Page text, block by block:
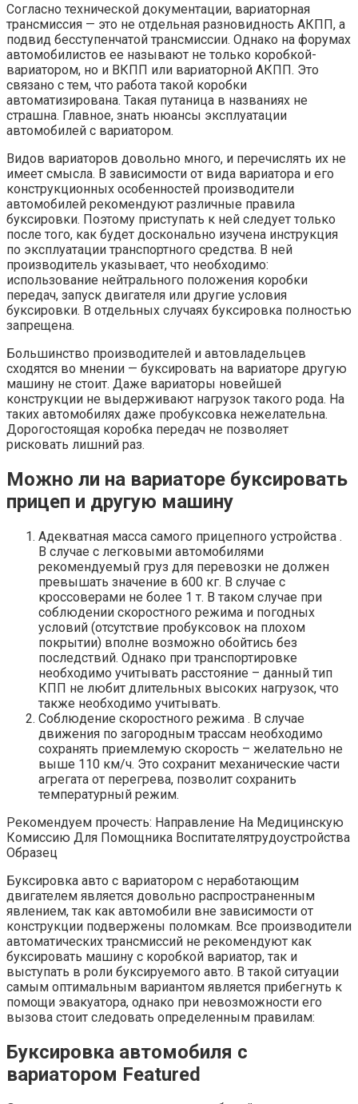
Согласно технической документации, вариаторная
трансмиссия — это не отдельная разновидность АКПП, а
подвид бесступенчатой трансмиссии. Однако на форумах
автомобилистов ее называют не только коробкой-
вариатором, но и ВКПП или вариаторной АКПП. Это
связано с тем, что работа такой коробки
автоматизирована. Такая путаница в названиях не
страшна. Главное, знать нюансы эксплуатации
автомобилей с вариатором.
Видов вариаторов довольно много, и перечислять их не
имеет смысла. В зависимости от вида вариатора и его
конструкционных особенностей производители
автомобилей рекомендуют различные правила
буксировки. Поэтому приступать к ней следует только
после того, как будет досконально изучена инструкция
по эксплуатации транспортного средства. В ней
производитель указывает, что необходимо:
использование нейтрального положения коробки
передач, запуск двигателя или другие условия
буксировки. В отдельных случаях буксировка полностью
запрещена.
Большинство производителей и автовладельцев
сходятся во мнении — буксировать на вариаторе другую
машину не стоит. Даже вариаторы новейшей
конструкции не выдерживают нагрузок такого рода. На
таких автомобилях даже пробуксовка нежелательна.
Дорогостоящая коробка передач не позволяет
рисковать лишний раз.
Можно ли на вариаторе буксировать
прицеп и другую машину
Адекватная масса самого прицепного устройства .
В случае с легковыми автомобилями
рекомендуемый груз для перевозки не должен
превышать значение в 600 кг. В случае с
кроссоверами не более 1 т. В таком случае при
соблюдении скоростного режима и погодных
условий (отсутствие пробуксовок на плохом
покрытии) вполне возможно обойтись без
последствий. Однако при транспортировке
необходимо учитывать расстояние – данный тип
КПП не любит длительных высоких нагрузок, что
также необходимо учитывать.
Соблюдение скоростного режима . В случае
движения по загородным трассам необходимо
сохранять приемлемую скорость – желательно не
выше 110 км/ч. Это сохранит механические части
агрегата от перегрева, позволит сохранить
температурный режим.
Рекомендуем прочесть: Направление На Медицинскую
Комиссию Для Помощника Воспитателятрудоустройства
Образец
Буксировка авто с вариатором с неработающим
двигателем является довольно распространенным
явлением, так как автомобили вне зависимости от
конструкции подвержены поломкам. Все производители
автоматических трансмиссий не рекомендуют как
буксировать машину с коробкой вариатор, так и
выступать в роли буксируемого авто. В такой ситуации
самым оптимальным вариантом является прибегнуть к
помощи эвакуатора, однако при невозможности его
вызова стоит следовать определенным правилам:
Буксировка автомобиля с
вариатором Featured